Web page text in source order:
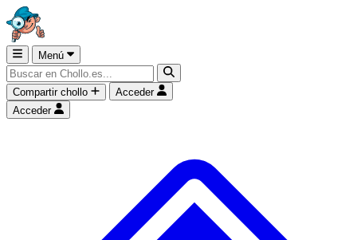
Menú
Compartir chollo
Acceder
Acceder